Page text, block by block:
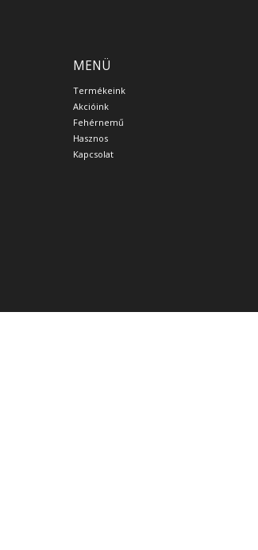
MENÜ
Termékeink
Akcióink
Fehérnemű
Hasznos
Kapcsolat